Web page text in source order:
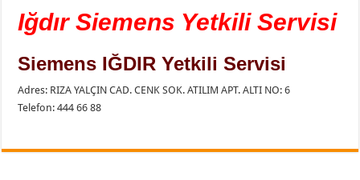
Iğdır Siemens Yetkili Servisi
Siemens IĞDIR Yetkili Servisi
Adres: RIZA YALÇIN CAD. CENK SOK. ATILIM APT. ALTI NO: 6
Telefon: 444 66 88